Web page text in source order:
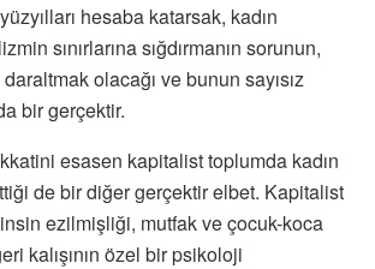
hesaba katarsak, kadın
sınırlarına sığdırmanın sorunun,
daraltmak olacağı ve bunun sayısız
bir gerçektir.
esasen kapitalist toplumda kadın
de bir diğer gerçektir elbet. Kapitalist
ezilmişliği, mutfak ve çocuk-koca
kalışının özel bir psikoloji